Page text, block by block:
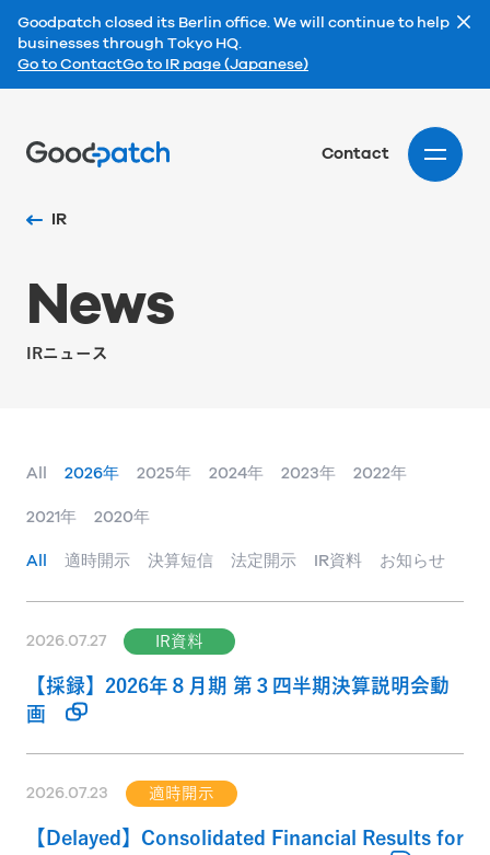
Goodpatch closed its Berlin office. We will continue to help
businesses through Tokyo HQ.
Go to ContactGo to IR page (Japanese)
Contact
IR
News
IRニュース
All 2026年 2025年 2024年 2023年 2022年
2021年 2020年
All 適時開示 決算短信 法定開示 IR資料 お知らせ
2026.07.27 IR資料
【採録】2026年８月期 第３四半期決算説明会動
画
2026.07.23 適時開示
【Delayed】Consolidated Financial Results for